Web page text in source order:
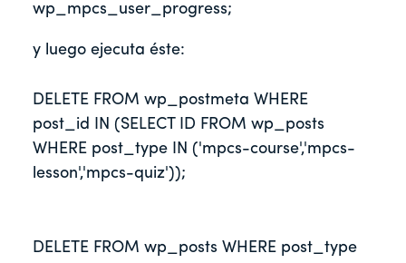
wp_mpcs_user_progress;
y luego ejecuta éste:
DELETE FROM wp_postmeta WHERE
post_id IN (SELECT ID FROM wp_posts
WHERE post_type IN ('mpcs-course','mpcs-
lesson','mpcs-quiz'));
DELETE FROM wp_posts WHERE post_type